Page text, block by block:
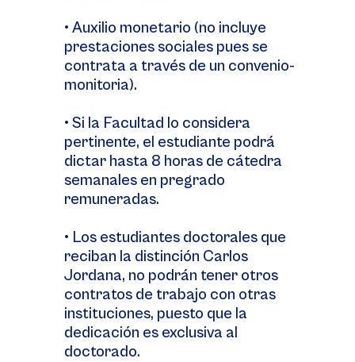
• Auxilio monetario (no incluye
prestaciones sociales pues se
contrata a través de un convenio-
monitoria).
• Si la Facultad lo considera
pertinente, el estudiante podrá
dictar hasta 8 horas de cátedra
semanales en pregrado
remuneradas.
• Los estudiantes doctorales que
reciban la distinción Carlos
Jordana, no podrán tener otros
contratos de trabajo con otras
instituciones, puesto que la
dedicación es exclusiva al
doctorado.